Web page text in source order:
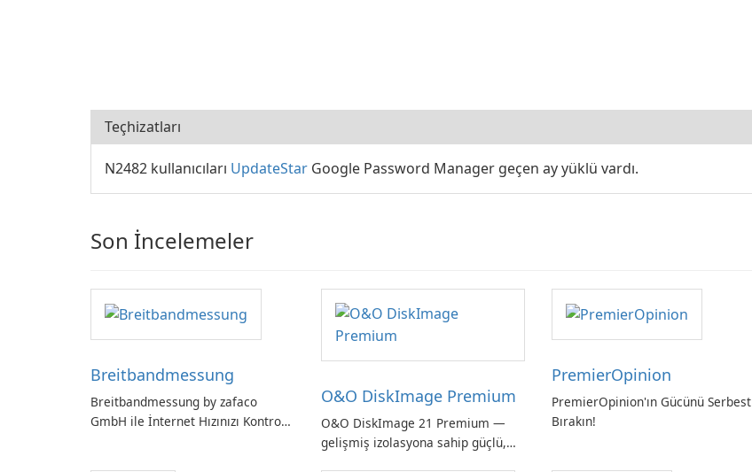
Teçhizatları
N2482 kullanıcıları UpdateStar Google Password Manager geçen ay yüklü vardı.
Son İncelemeler
Breitbandmessung
Breitbandmessung by zafaco
GmbH ile İnternet Hızınızı Kontrol
O&O DiskImage Premium
O&O DiskImage 21 Premium —
gelişmiş izolasyona sahip güçlü,
PremierOpinion
PremierOpinion'ın Gücünü Serbest
Bırakın!